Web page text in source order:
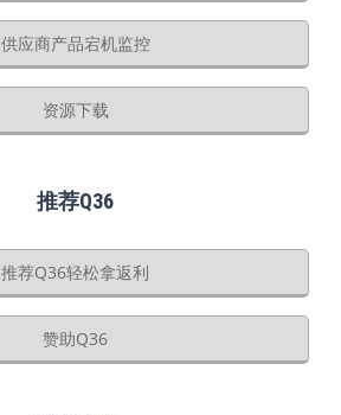
供应商产品宕机监控
资源下载
推荐Q36
推荐Q36轻松拿返利
赞助Q36